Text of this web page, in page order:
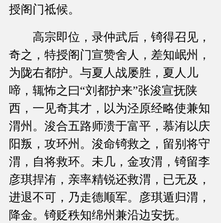
授阁门祗候。
高宗即位，录仲武后，锜得召见，
奇之，特授阁门宣赞舍人，差知岷州，
为陇右都护。与夏人战屡胜，夏人儿
啼，辄怖之曰“刘都护来”张浚宣抚陕
西，一见奇其才，以为泾原经略使兼知
渭州。浚合五路师溃于富平，慕洧以庆
阳叛，攻环州。浚命锜救之，留别将守
渭，自将救环。未几，金攻渭，锜留李
彦琪捍洧，亲率精锐还救渭，已无及，
进退不可，乃走德顺军。彦琪遁归渭，
降金。锜贬秩知绵州兼沿边安抚。